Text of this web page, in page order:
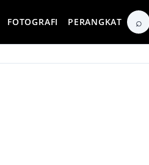
FOTOGRAFI PERANGKAT ⌕